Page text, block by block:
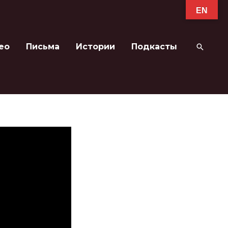
Письма Истории Подкасты Поиск
EN